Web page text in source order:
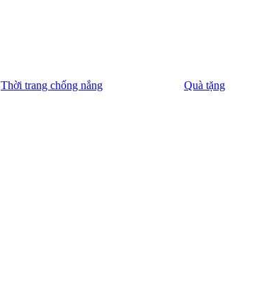
Thời trang chống nắng
Quà tặng